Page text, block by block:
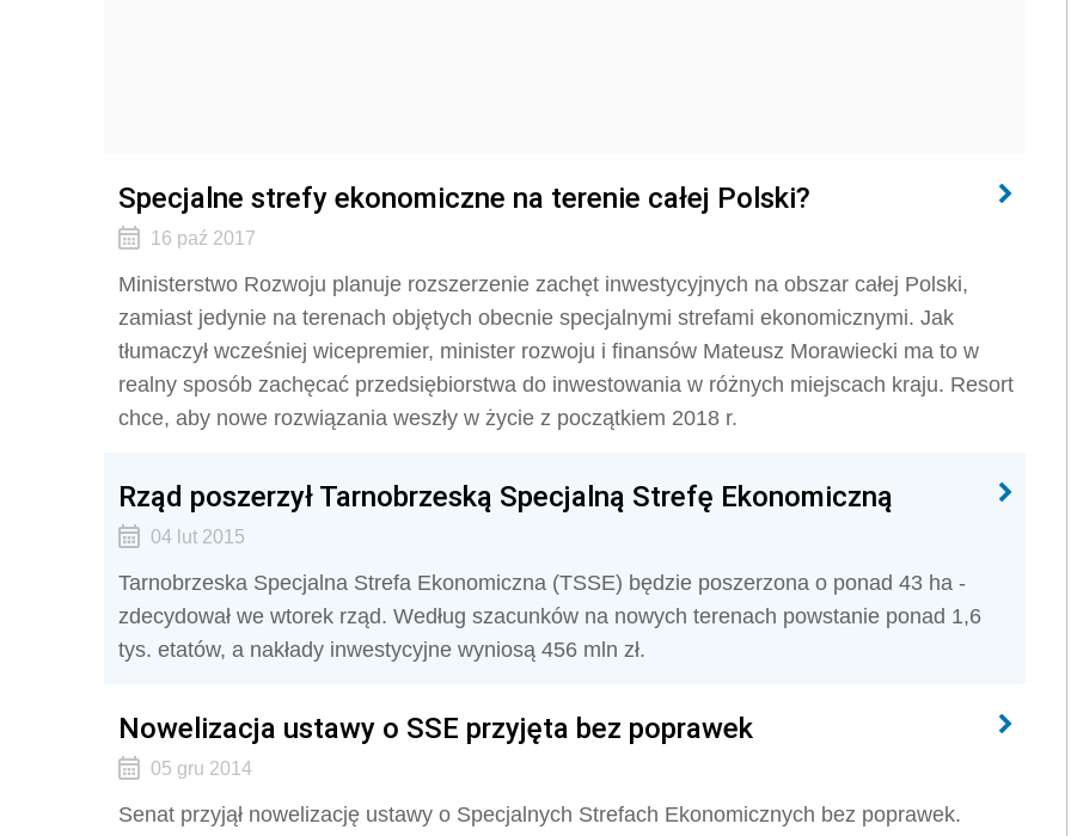
Specjalne strefy ekonomiczne na terenie całej Polski?
16 paź 2017
Ministerstwo Rozwoju planuje rozszerzenie zachęt inwestycyjnych na obszar całej Polski,
zamiast jedynie na terenach objętych obecnie specjalnymi strefami ekonomicznymi. Jak
tłumaczył wcześniej wicepremier, minister rozwoju i finansów Mateusz Morawiecki ma to w
realny sposób zachęcać przedsiębiorstwa do inwestowania w różnych miejscach kraju. Resort
chce, aby nowe rozwiązania weszły w życie z początkiem 2018 r.
Rząd poszerzył Tarnobrzeską Specjalną Strefę Ekonomiczną
04 lut 2015
Tarnobrzeska Specjalna Strefa Ekonomiczna (TSSE) będzie poszerzona o ponad 43 ha -
zdecydował we wtorek rząd. Według szacunków na nowych terenach powstanie ponad 1,6
tys. etatów, a nakłady inwestycyjne wyniosą 456 mln zł.
Nowelizacja ustawy o SSE przyjęta bez poprawek
05 gru 2014
Senat przyjął nowelizację ustawy o Specjalnych Strefach Ekonomicznych bez poprawek.